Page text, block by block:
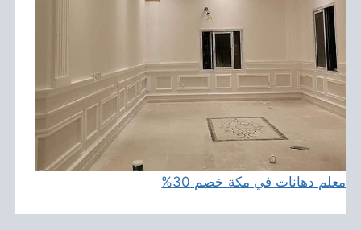
معلم دهانات في مكة خصم 30%